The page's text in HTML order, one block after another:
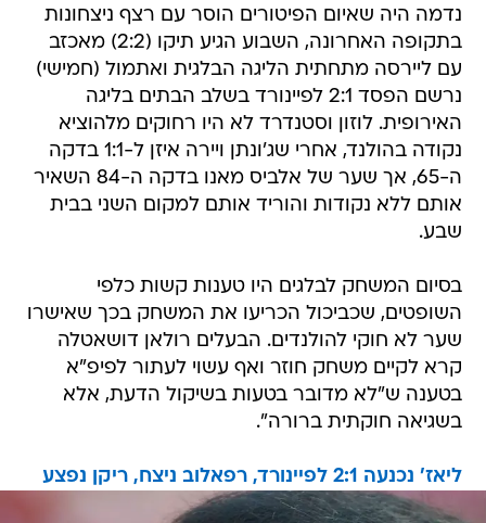
נדמה היה שאיום הפיטורים הוסר עם רצף ניצחונות
בתקופה האחרונה, השבוע הגיע תיקו (2:2) מאכזב
עם ליירסה מתחתית הליגה הבלגית ואתמול (חמישי)
נרשם הפסד 2:1 לפיינורד בשלב הבתים בליגה
האירופית. לוזון וסטנדרד לא היו רחוקים מלהוציא
נקודה בהולנד, אחרי שג'ונתן ויירה איזן ל-1:1 בדקה
ה-65, אך שער של אלביס מאנו בדקה ה-84 השאיר
אותם ללא נקודות והוריד אותם למקום השני בבית
שבע.
בסיום המשחק לבלגים היו טענות קשות כלפי
השופטים, שכביכול הכריעו את המשחק בכך שאישרו
שער לא חוקי להולנדים. הבעלים רולאן דושאטלה
קרא לקיים משחק חוזר ואף עשוי לעתור לפיפ"א
בטענה ש"לא מדובר בטעות בשיקול הדעת, אלא
בשגיאה חוקתית ברורה".
ליאז' נכנעה 2:1 לפיינורד, רפאלוב ניצח, ריקן נפצע